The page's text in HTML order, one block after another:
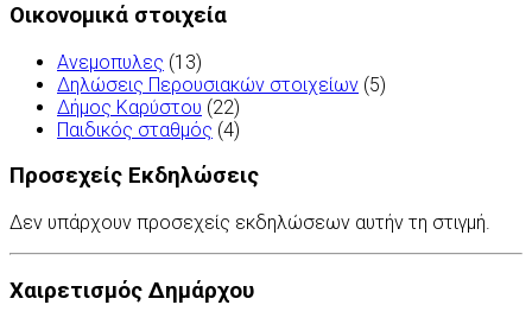
Οικονομικά στοιχεία
Ανεμοπυλες (13)
Δηλώσεις Περουσιακών στοιχείων (5)
Δήμος Καρύστου (22)
Παιδικός σταθμός (4)
Προσεχείς Εκδηλώσεις
Δεν υπάρχουν προσεχείς εκδηλώσεων αυτήν τη στιγμή.
Χαιρετισμός Δημάρχου